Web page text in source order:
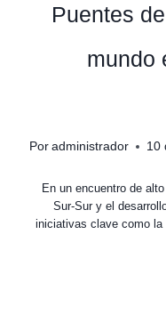
Puentes
mundo
Por administrador 10
En un encuentro de
Sur-Sur y el
iniciativas clave como